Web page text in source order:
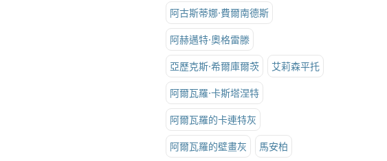
阿古斯蒂娜·費爾南德斯
阿赫邁特·奧格雷滕
亞歷克斯·希爾庫爾茨 艾莉森平托
阿爾瓦羅·卡斯塔涅特
阿爾瓦羅的卡連特灰
阿爾瓦羅的壁畫灰 馬安柏